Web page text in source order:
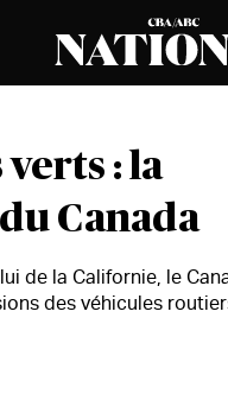
: la
Canada
de la Californie, le
des véhicules